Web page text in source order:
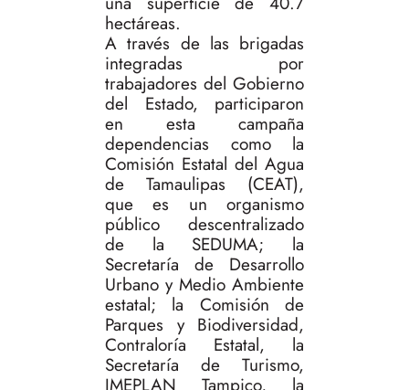
hectáreas.
A través de las brigadas
integradas por
trabajadores del Gobierno
del Estado, participaron
en esta campaña
dependencias como la
Comisión Estatal del Agua
de Tamaulipas (CEAT),
que es un organismo
público descentralizado
de la SEDUMA; la
Secretaría de Desarrollo
Urbano y Medio Ambiente
estatal; la Comisión de
Parques y Biodiversidad,
Contraloría Estatal, la
Secretaría de Turismo,